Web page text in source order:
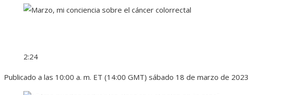
2:24
Publicado a las 10:00 a. m. ET (14:00 GMT) sábado 18 de marzo de 2023